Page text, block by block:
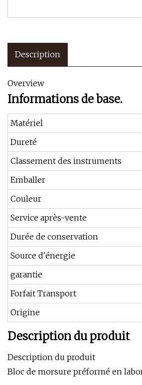
Description
Overview
Informations de base.
Matériel
Dureté
Classement des instruments
Emballer
Couleur
Service après-vente
Durée de conservation
Source d'énergie
garantie
Forfait Transport
Origine
Description du produit
Description du produit
Bloc de morsure préformé en